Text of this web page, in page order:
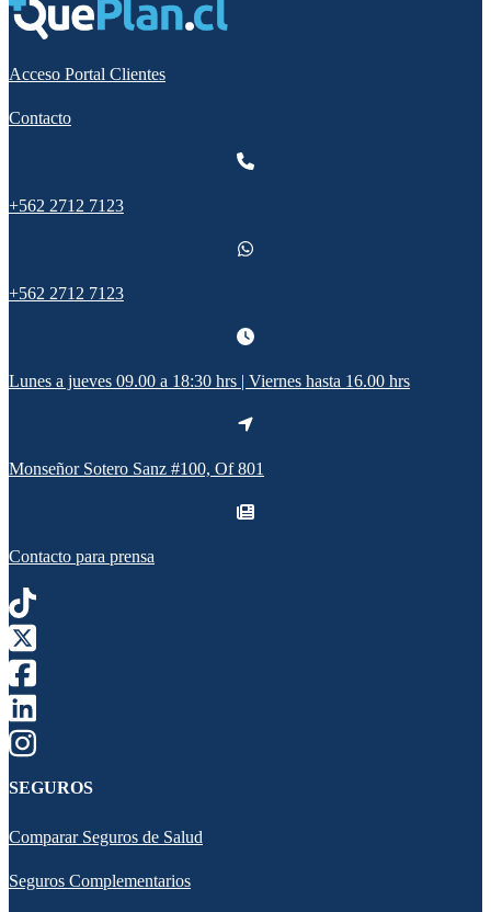
Acceso Portal Clientes
Contacto
+562 2712 7123
+562 2712 7123
Lunes a jueves 09.00 a 18:30 hrs | Viernes hasta 16.00 hrs
Monseñor Sotero Sanz #100, Of 801
Contacto para prensa
SEGUROS
Comparar Seguros de Salud
Seguros Complementarios